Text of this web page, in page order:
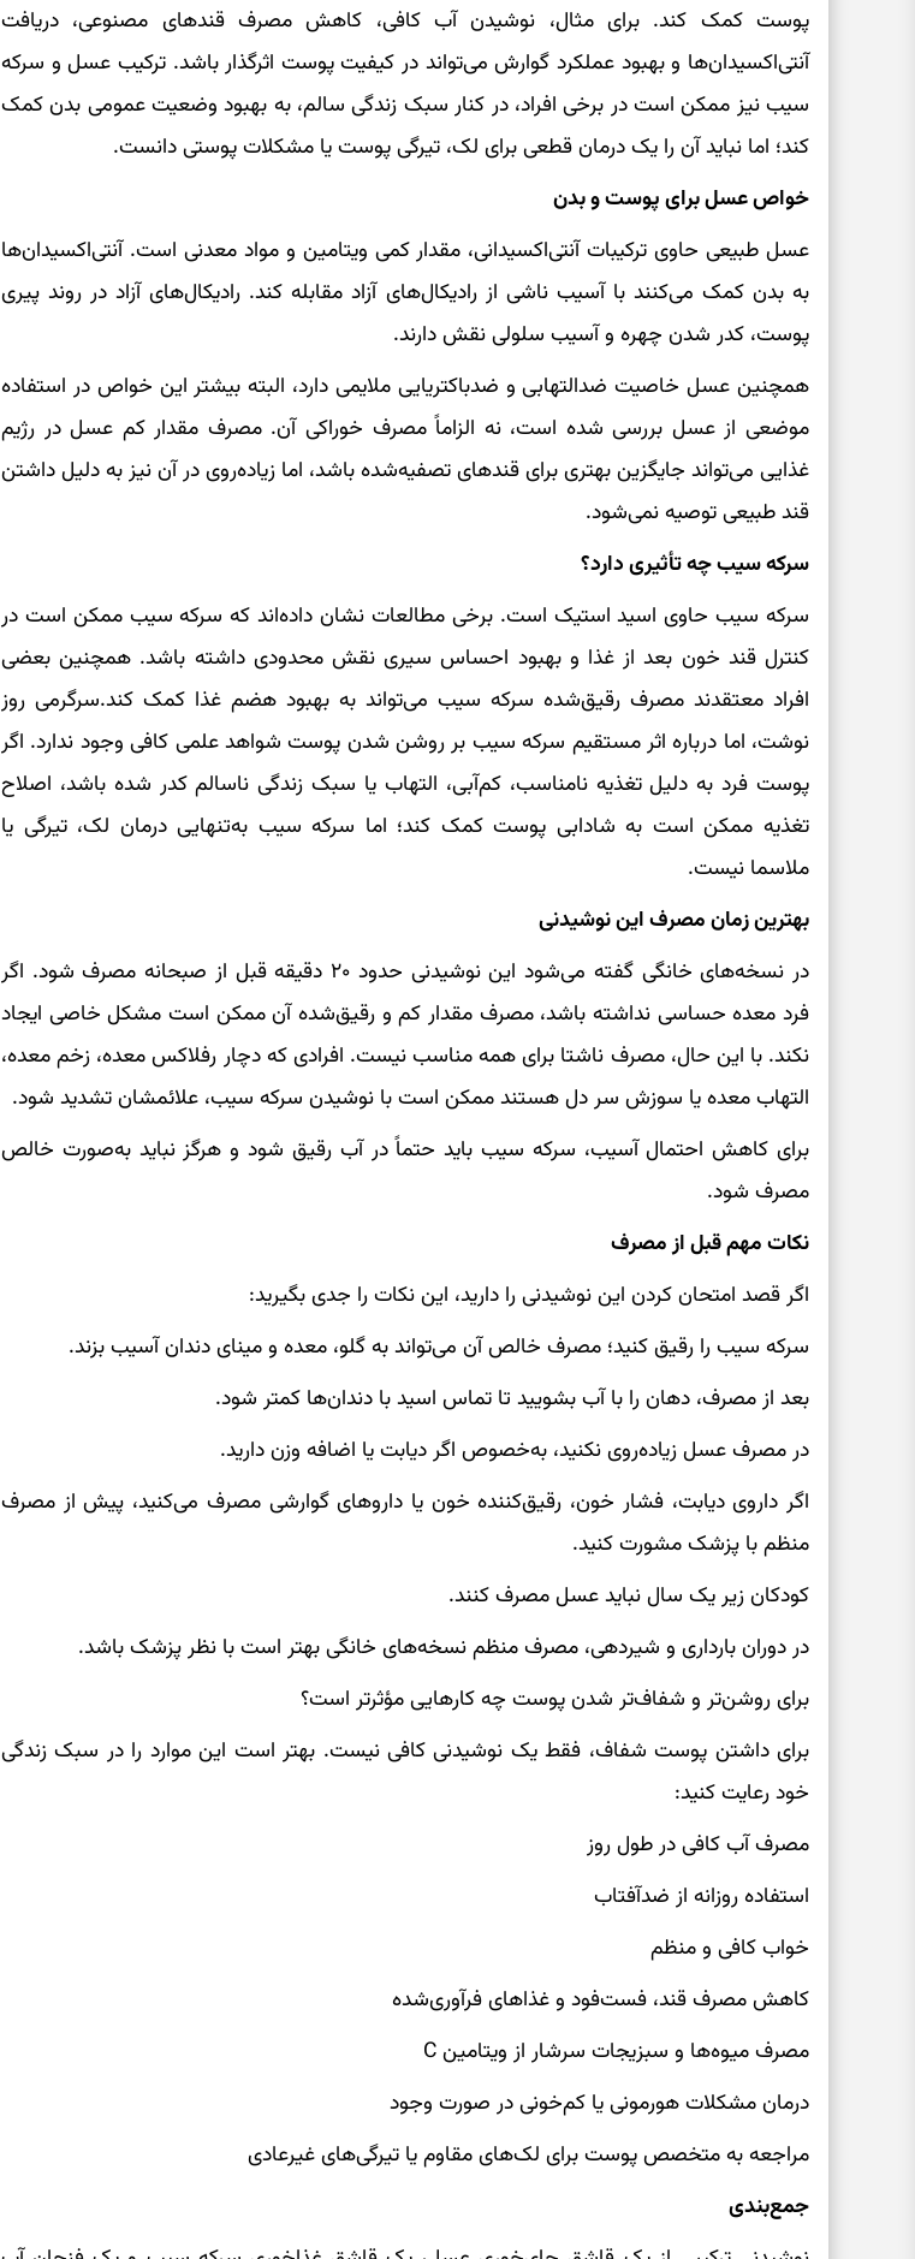
پوست کمک کند. برای مثال، نوشیدن آب کافی، کاهش مصرف قندهای مصنوعی، دریافت
آنتی‌اکسیدان‌ها و بهبود عملکرد گوارش می‌تواند در کیفیت پوست اثرگذار باشد. ترکیب عسل و سرکه
سیب نیز ممکن است در برخی افراد، در کنار سبک زندگی سالم، به بهبود وضعیت عمومی بدن کمک
کند؛ اما نباید آن را یک درمان قطعی برای لک، تیرگی پوست یا مشکلات پوستی دانست.
خواص عسل برای پوست و بدن
عسل طبیعی حاوی ترکیبات آنتی‌اکسیدانی، مقدار کمی ویتامین و مواد معدنی است. آنتی‌اکسیدان‌ها
به بدن کمک می‌کنند با آسیب ناشی از رادیکال‌های آزاد مقابله کند. رادیکال‌های آزاد در روند پیری
پوست، کدر شدن چهره و آسیب سلولی نقش دارند.
همچنین عسل خاصیت ضدالتهابی و ضدباکتریایی ملایمی دارد، البته بیشتر این خواص در استفاده
موضعی از عسل بررسی شده است، نه الزاماً مصرف خوراکی آن. مصرف مقدار کم عسل در رژیم
غذایی می‌تواند جایگزین بهتری برای قندهای تصفیه‌شده باشد، اما زیاده‌روی در آن نیز به دلیل داشتن
قند طبیعی توصیه نمی‌شود.
سرکه سیب چه تأثیری دارد؟
سرکه سیب حاوی اسید استیک است. برخی مطالعات نشان داده‌اند که سرکه سیب ممکن است در
کنترل قند خون بعد از غذا و بهبود احساس سیری نقش محدودی داشته باشد. همچنین بعضی
افراد معتقدند مصرف رقیق‌شده سرکه سیب می‌تواند به بهبود هضم غذا کمک کند.سرگرمی روز
نوشت، اما درباره اثر مستقیم سرکه سیب بر روشن شدن پوست شواهد علمی کافی وجود ندارد. اگر
پوست فرد به دلیل تغذیه نامناسب، کم‌آبی، التهاب یا سبک زندگی ناسالم کدر شده باشد، اصلاح
تغذیه ممکن است به شادابی پوست کمک کند؛ اما سرکه سیب به‌تنهایی درمان لک، تیرگی یا
ملاسما نیست.
بهترین زمان مصرف این نوشیدنی
در نسخه‌های خانگی گفته می‌شود این نوشیدنی حدود ۲۰ دقیقه قبل از صبحانه مصرف شود. اگر
فرد معده حساسی نداشته باشد، مصرف مقدار کم و رقیق‌شده آن ممکن است مشکل خاصی ایجاد
نکند. با این حال، مصرف ناشتا برای همه مناسب نیست. افرادی که دچار رفلاکس معده، زخم معده،
التهاب معده یا سوزش سر دل هستند ممکن است با نوشیدن سرکه سیب، علائمشان تشدید شود.
برای کاهش احتمال آسیب، سرکه سیب باید حتماً در آب رقیق شود و هرگز نباید به‌صورت خالص
مصرف شود.
نکات مهم قبل از مصرف
اگر قصد امتحان کردن این نوشیدنی را دارید، این نکات را جدی بگیرید:
سرکه سیب را رقیق کنید؛ مصرف خالص آن می‌تواند به گلو، معده و مینای دندان آسیب بزند.
بعد از مصرف، دهان را با آب بشویید تا تماس اسید با دندان‌ها کمتر شود.
در مصرف عسل زیاده‌روی نکنید، به‌خصوص اگر دیابت یا اضافه وزن دارید.
اگر داروی دیابت، فشار خون، رقیق‌کننده خون یا داروهای گوارشی مصرف می‌کنید، پیش از مصرف
منظم با پزشک مشورت کنید.
کودکان زیر یک سال نباید عسل مصرف کنند.
در دوران بارداری و شیردهی، مصرف منظم نسخه‌های خانگی بهتر است با نظر پزشک باشد.
برای روشن‌تر و شفاف‌تر شدن پوست چه کارهایی مؤثرتر است؟
برای داشتن پوست شفاف، فقط یک نوشیدنی کافی نیست. بهتر است این موارد را در سبک زندگی
خود رعایت کنید:
مصرف آب کافی در طول روز
استفاده روزانه از ضدآفتاب
خواب کافی و منظم
کاهش مصرف قند، فست‌فود و غذاهای فرآوری‌شده
مصرف میوه‌ها و سبزیجات سرشار از ویتامین C
درمان مشکلات هورمونی یا کم‌خونی در صورت وجود
مراجعه به متخصص پوست برای لک‌های مقاوم یا تیرگی‌های غیرعادی
جمع‌بندی